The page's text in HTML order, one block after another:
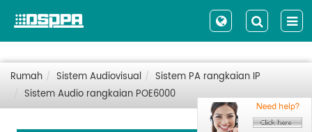
Rumah Sistem Audiovisual
Sistem PA rangkaian IP
Sistem Audio rangkaian POE6000